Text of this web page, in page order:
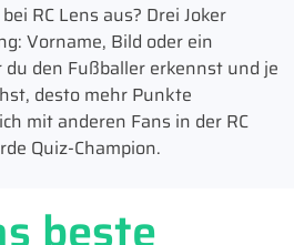
RC Lens aus? Drei Joker
Vorname, Bild oder ein
du den Fußballer erkennst und je
desto mehr Punkte
mit anderen Fans in der RC
Quiz-Champion.